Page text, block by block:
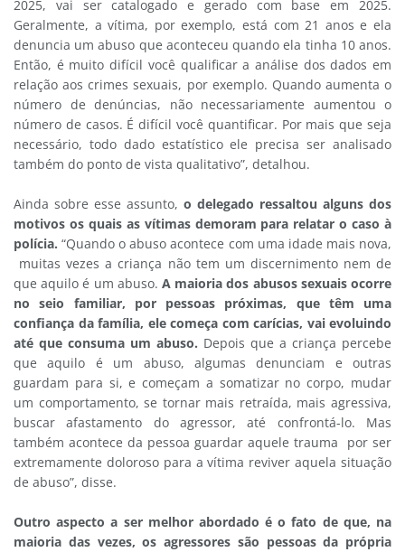
2025, vai ser catalogado e gerado com base em 2025.
Geralmente, a vítima, por exemplo, está com 21 anos e ela
denuncia um abuso que aconteceu quando ela tinha 10 anos.
Então, é muito difícil você qualificar a análise dos dados em
relação aos crimes sexuais, por exemplo. Quando aumenta o
número de denúncias, não necessariamente aumentou o
número de casos. É difícil você quantificar. Por mais que seja
necessário, todo dado estatístico ele precisa ser analisado
também do ponto de vista qualitativo”, detalhou.
Ainda sobre esse assunto, o delegado ressaltou alguns dos
motivos os quais as vítimas demoram para relatar o caso à
polícia.“Quando o abuso acontece com uma idade mais nova,
muitas vezes a criança não tem um discernimento nem de
que aquilo é um abuso. A maioria dos abusos sexuais ocorre
no seio familiar, por pessoas próximas, que têm uma
confiança da família, ele começa com carícias, vai evoluindo
até que consuma um abuso. Depois que a criança percebe
que aquilo é um abuso, algumas denunciam e outras
guardam para si, e começam a somatizar no corpo, mudar
um comportamento, se tornar mais retraída, mais agressiva,
buscar afastamento do agressor, até confrontá-lo. Mas
também acontece da pessoa guardar aquele trauma por ser
extremamente doloroso para a vítima reviver aquela situação
de abuso”, disse.
Outro aspecto a ser melhor abordado é o fato de que, na
maioria das vezes, os agressores são pessoas da própria